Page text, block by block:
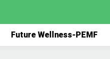
Future Wellness-PEMF